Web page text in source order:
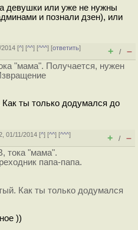
девушки или уже не нужны
и познали дзен), или
2014 [^] [^^] [^^^] [ответить]
+ / –
"мама". Получается, нужен
ты только додумался до
01/11/2014 [^] [^^] [^^^]
+ / –
тока "мама".
папа-папа.
Как ты только додумался
))